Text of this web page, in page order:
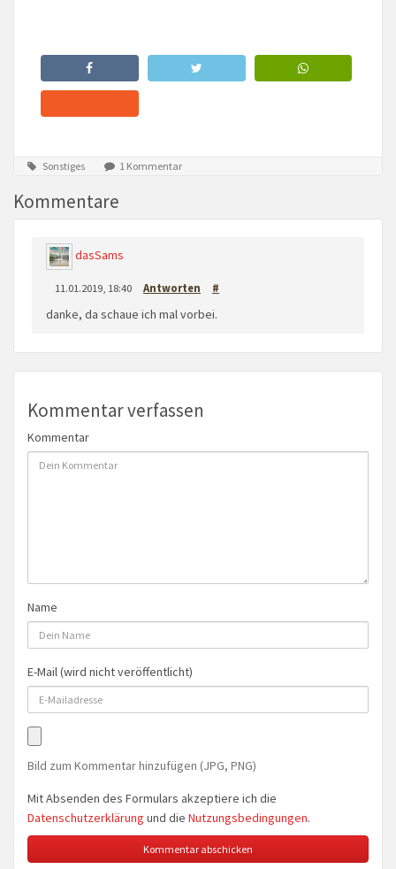
Sonstiges 1 Kommentar
Kommentare
dasSams
11.01.2019, 18:40 Antworten #
danke, da schaue ich mal vorbei.
Kommentar verfassen
Kommentar
Name
E-Mail (wird nicht veröffentlicht)
Bild zum Kommentar hinzufügen (JPG, PNG)
Mit Absenden des Formulars akzeptiere ich die
Datenschutzerklärung und die Nutzungsbedingungen.